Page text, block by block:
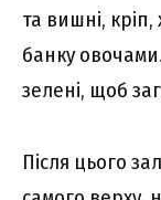
та вишні,
банку
зелені, щоб
Після цього